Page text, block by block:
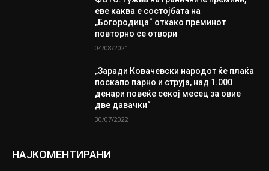
еве каква е состојбата на
„Богородица“ откако преминот
повторно се отвори
04/08/2021
„Заради Ковачевски народот ќе плаќа
поскапо парно и струја, над 1.000
денари повеќе секој месец за овие
две давачки“
30/07/2022
НАЈКОМЕНТИРАНИ